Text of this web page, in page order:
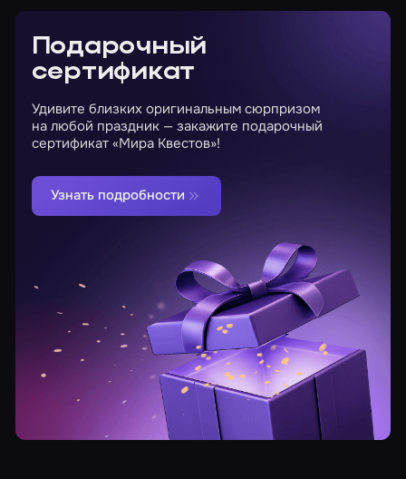
Подарочный
сертификат
Удивите близких оригинальным сюрпризом
на любой праздник — закажите подарочный
сертификат «Мира Квестов»!
Узнать подробности